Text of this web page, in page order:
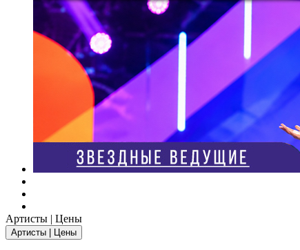
Артисты | Цены
Артисты | Цены